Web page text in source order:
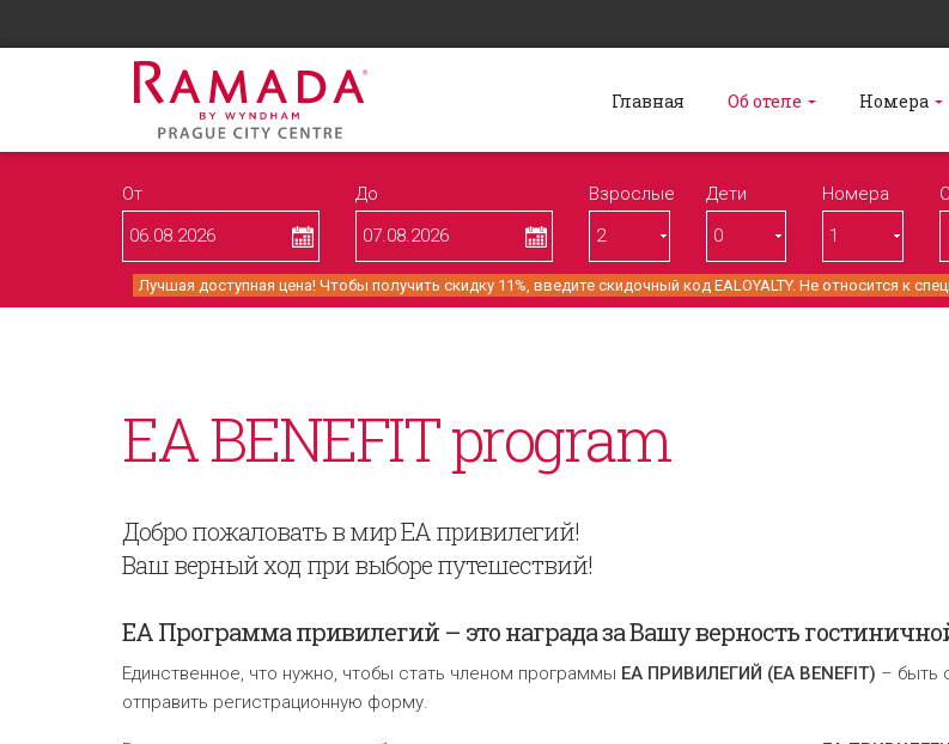
Главная Об отеле Номера
От До Взрослые Дети Номерa
Лучшая доступная цена! Чтобы получить скидку 11%, введите скидочный код EALOYALTY. Не относится к
EA BENEFIT program
Добро пожаловать в мир EA привилегий!
Ваш верный ход при выборе путешествий!
EA Программа привилегий – это награда за Вашу верность
Единственное, что нужно, чтобы стать членом программы ЕА ПРИВИЛЕГИЙ (EA BENEFIT) – быть
отправить регистрационную форму.